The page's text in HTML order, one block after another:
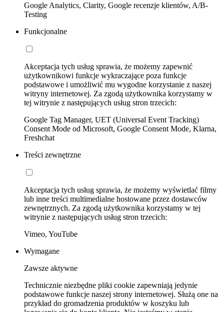
Google Analytics, Clarity, Google recenzje klientów, A/B-
Testing
Funkcjonalne
Akceptacja tych usług sprawia, że możemy zapewnić
użytkownikowi funkcje wykraczające poza funkcje
podstawowe i umożliwić mu wygodne korzystanie z naszej
witryny internetowej. Za zgodą użytkownika korzystamy w
tej witrynie z następujących usług stron trzecich:
Google Tag Manager, UET (Universal Event Tracking)
Consent Mode od Microsoft, Google Consent Mode, Klarna,
Freshchat
Treści zewnętrzne
Akceptacja tych usług sprawia, że możemy wyświetlać filmy
lub inne treści multimedialne hostowane przez dostawców
zewnętrznych. Za zgodą użytkownika korzystamy w tej
witrynie z następujących usług stron trzecich:
Vimeo, YouTube
Wymagane
Zawsze aktywne
Technicznie niezbędne pliki cookie zapewniają jedynie
podstawowe funkcje naszej strony internetowej. Służą one na
przykład do gromadzenia produktów w koszyku lub